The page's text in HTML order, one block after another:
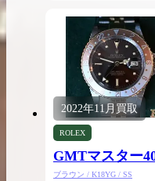
希少なリザード素材のバー
高く売るためのポイントを
バーキン相場解説
コラムをさらにみる
2022年11月 買取
ROLEX
GMTマスター
ブラウン / K18YG / SS